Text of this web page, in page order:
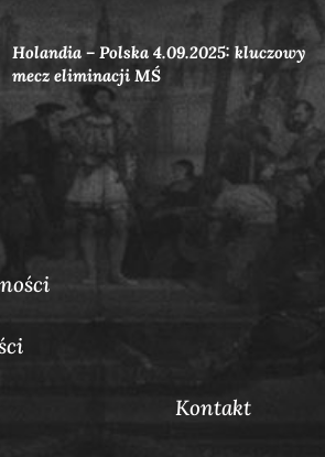
Holandia – Polska 4.09.2025: kluczowy
mecz eliminacji MŚ
Кontakt